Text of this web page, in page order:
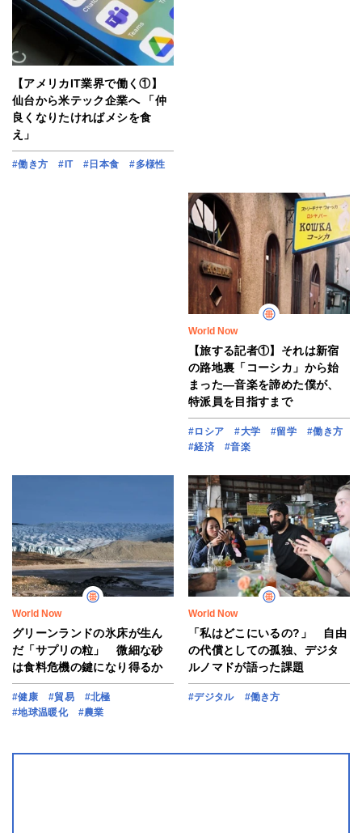
【アメリカIT業界で働く①】
仙台から米テック企業へ 「仲
良くなりたければメシを食
え」
#働き方 #IT #日本食 #多様性
World Now
【旅する記者①】それは新宿
の路地裏「コーシカ」から始
まった―音楽を諦めた僕が、
特派員を目指すまで
#ロシア #大学 #留学
#働き方
#経済
#音楽
World Now
グリーンランドの氷床が生ん
だ「サプリの粒」 微細な砂
は食料危機の鍵になり得るか
#健康 #貿易
#北極
#地球温暖化
#農業
World Now
「私はどこにいるの?」 自由
の代償としての孤独、デジタ
ルノマドが語った課題
#デジタル #働き方